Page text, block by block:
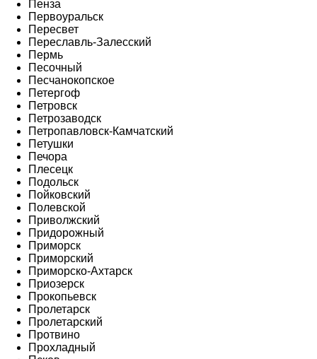
Пенза
Первоуральск
Пересвет
Переславль-Залесский
Пермь
Песочный
Песчанокопское
Петергоф
Петровск
Петрозаводск
Петропавловск-Камчатский
Петушки
Печора
Плесецк
Подольск
Пойковский
Полевской
Приволжский
Придорожный
Приморск
Приморский
Приморско-Ахтарск
Приозерск
Прокопьевск
Пролетарск
Пролетарский
Протвино
Прохладный